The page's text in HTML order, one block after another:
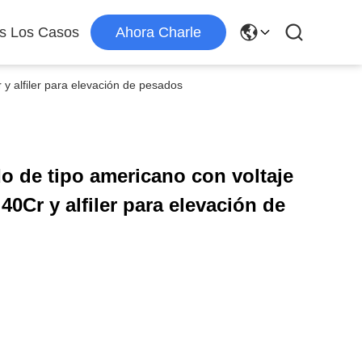
Los Casos Ahora Charle
alfiler para elevación de pesados
de tipo americano con voltaje
y alfiler para elevación de